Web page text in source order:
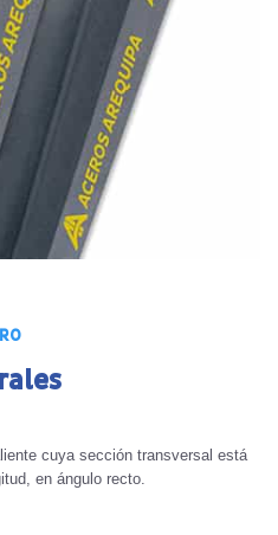
cuya sección transversal está
en ángulo recto.